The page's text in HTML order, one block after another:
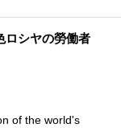
ロシヤの勞働者
of the world's